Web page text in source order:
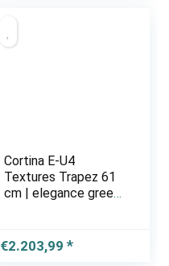
Cortina E-U4
Textures Trapez 61
cm | elegance green
Zubehör günstig
kaufen | Lucky Bike
€2.203,99